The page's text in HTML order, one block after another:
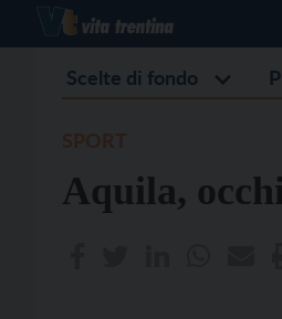
Scelte di fondo
Aquila,